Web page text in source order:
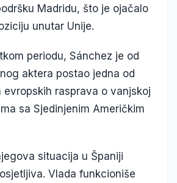
Madridu, što je ojačalo
unutar Unije.
periodu, Sánchez je od
aktera postao jedna od
rasprava o vanjskoj
sa Sjedinjenim Američkim
situacija u Španiji
Vlada funkcioniše